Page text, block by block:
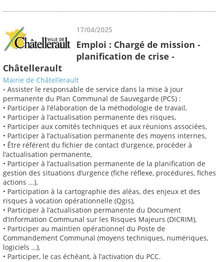
17/04/2025
Emploi : Chargé de mission -
planification de crise -
Châtellerault
Mairie de Châtellerault
◦ Assister le responsable de service dans la mise à jour
permanente du Plan Communal de Sauvegarde (PCS) :
• Participer à l’élaboration de la méthodologie de travail,
• Participer à l’actualisation permanente des risques,
• Participer aux comités techniques et aux réunions associées,
• Participer à l’actualisation permanente des moyens internes,
• Être référent du fichier de contact d’urgence, procéder à
l’actualisation permanente,
• Participer à l’actualisation permanente de la planification de
gestion des situations d’urgence (fiche réflexe, procédures, fiches
actions ...),
• Participation à la cartographie des aléas, des enjeux et des
risques à vocation opérationnelle (Qgis),
• Participer à l’actualisation permanente du Document
d’Information Communal sur les Risques Majeurs (DICRIM),
• Participer au maintien opérationnel du Poste de
Commandement Communal (moyens techniques, numériques,
logiciels …),
• Participer, le cas échéant, à l’activation du PCC.